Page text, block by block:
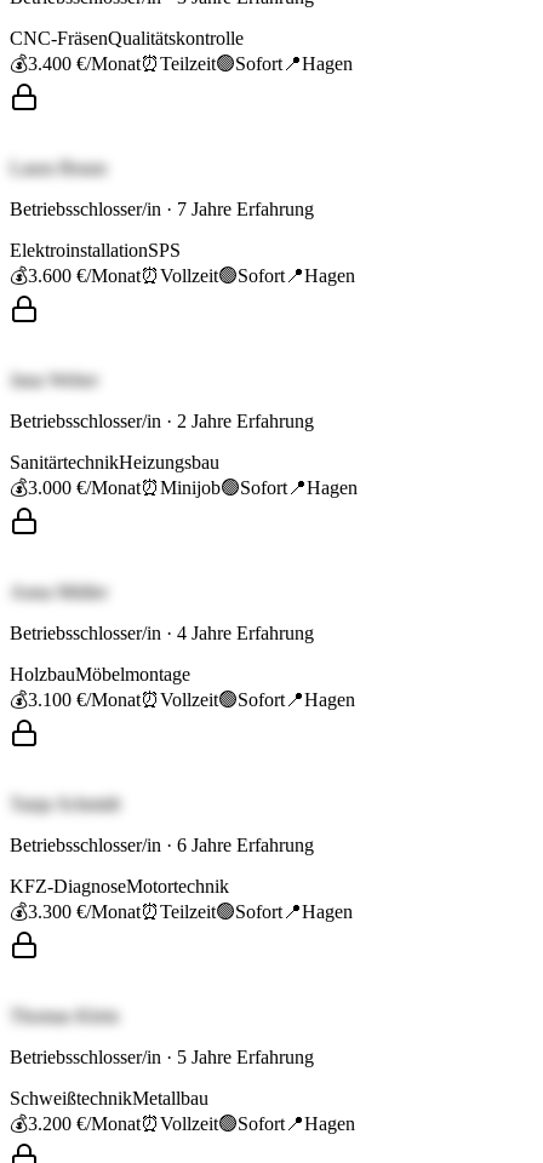
CNC-FräsenQualitätskontrolle
💰3.400 €/Monat⏰Teilzeit🟢Sofort 📍Hagen
Laura Braun
Betriebsschlosser/in · 7 Jahre Erfahrung
ElektroinstallationSPS
💰3.600 €/Monat⏰Vollzeit🟢Sofort 📍Hagen
Jana Weber
Betriebsschlosser/in · 2 Jahre Erfahrung
SanitärtechnikHeizungsbau
💰3.000 €/Monat⏰Minijob🟢Sofort 📍Hagen
Anna Müller
Betriebsschlosser/in · 4 Jahre Erfahrung
HolzbauMöbelmontage
💰3.100 €/Monat⏰Vollzeit🟢Sofort 📍Hagen
Tanja Schmidt
Betriebsschlosser/in · 6 Jahre Erfahrung
KFZ-DiagnoseMotortechnik
💰3.300 €/Monat⏰Teilzeit🟢Sofort 📍Hagen
Thomas Klein
Betriebsschlosser/in · 5 Jahre Erfahrung
SchweißtechnikMetallbau
💰3.200 €/Monat⏰Vollzeit🟢Sofort 📍Hagen